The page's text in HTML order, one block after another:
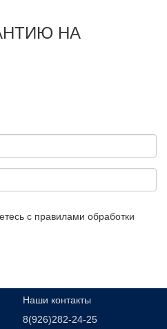
НА
с правилами обработки
Наши контакты
8(926)282-24-25